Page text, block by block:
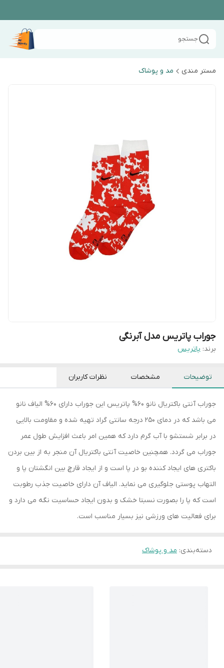
جستجو
مستر مندی مد و پوشاک
جوراب پاتریس مدل آبرنگی
برند: پاتریس
توضیحات مشخصات نظرات کاربران
جوراب آنتی باکتریال نانو 60% پاتریس این جوراب دارای 60% الیاف نانو
می باشد که در دمای 250 درجه سانتی گراد تهیه شده و مقاومت بالایی
در برابر شستشو با آب گرم دارد که همین امر باعث افزایش طول عمر
جوراب می گردد. همچنین خاصیت آنتی باکتریال آن منجر به از بین بردن
باکتری های ایجاد کننده بو در پا است و از ایجاد قارچ بین انگشتان پا و
التهاب پوستی جلوگیری می نماید. الیاف آن دارای خاصیت جذب رطوبت
است که پا را بصورت نسبتا خشک و بدون ایجاد حساسیت نگه می دارد و
برای فعالیت های ورزشی نیز بسیار مناسب است.
دسته‌بندی: مد و پوشاک